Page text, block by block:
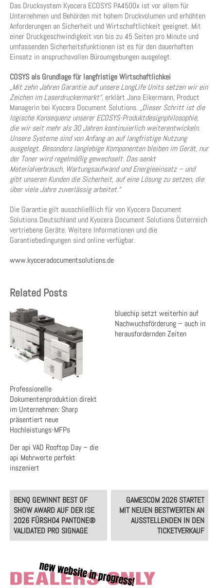
Das Drucksystem Kyocera ECOSYS PA4500x ist vor allem für
Unternehmen und Behörden mit hohem Druckvolumen und erhöhten
Anforderungen an Sicherheit und Wirtschaftlichkeit geeignet. Mit
einer Druckgeschwindigkeit von bis zu 45 Seiten pro Minute und
umfassenden Sicherheitsfunktionen ist es für den dauerhaften
Einsatz in anspruchsvollen Büroumgebungen ausgelegt.
COSYS als Grundlage für langfristige Wirtschaftlichkei
„Mit zehn Jahren Garantie auf unsere LongLife Units setzen wir ein
Zeichen im Laserdruckermarkt“, erklärt Jana Eikermann, Product
Managerin bei Kyocera Document Solutions. „Dieser Schritt ist die
logische Konsequenz unserer ECOSYS-Produktdesignphilosophie,
die wir seit mehr als 30 Jahren kontinuierlich weiterentwickeln.
Unsere Systeme sind von Anfang an auf langfristige Nutzung
ausgelegt. Besonders langlebige Komponenten bleiben im Gerät, nur
der Toner wird regelmäßig gewechselt. Das senkt
Materialverbrauch, Wartungsaufwand und Energieeinsatz – und
gibt unseren Kunden die Sicherheit, auf eine Lösung zu setzen, die
über viele Jahre zuverlässig arbeitet.“
Die Garantie gilt ausschließlich für von Kyocera Document
Solutions Deutschland und Kyocera Document Solutions Österreich
vertriebene Geräte. Weitere Informationen und die
Garantiebedingungen sind online verfügbar.
www.kyoceradocumentsolutions.de
Related Posts
Professionelle
Dokumentenproduktion direkt
im Unternehmen: Sharp
präsentiert neue
Hochleistungs-MFPs
bluechip setzt weiterhin auf
Nachwuchsförderung – auch in
herausfordernden Zeiten
Der api VAD Rooftop Day – die
api Mehrwerte perfekt
inszeniert
Post
navigation
BENQ GEWINNT BEST OF
SHOW AWARD AUF DER ISE
2026 FÜRSH04 PANTONE®
VALIDATED PRO SIGNAGE
GAMESCOM 2026 STARTET
MIT NEUEN BESTWERTEN AN
AUSSTELLENDEN IN DEN
TICKETVERKAUF